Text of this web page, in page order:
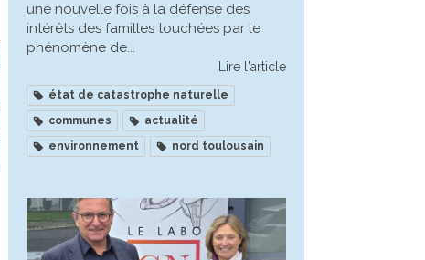
une nouvelle fois à la défense des
intérêts des familles touchées par le
phénomène de...
Lire l'article
état de catastrophe naturelle
communes
actualité
environnement
nord toulousain